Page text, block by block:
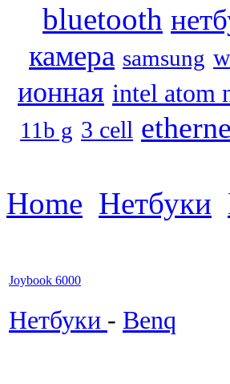
bluetooth
камера samsung
ионная intel atom
11b g 3 cell
Home Нетбуки
Joybook 6000
Нетбуки - Benq